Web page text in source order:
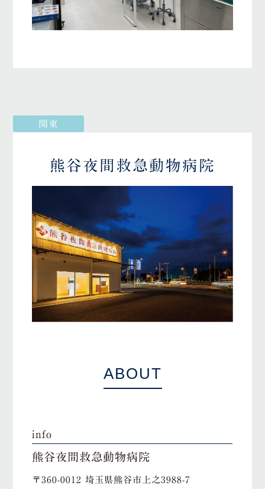
関東
熊谷夜間救急動物病院
ABOUT
info
熊谷夜間救急動物病院
〒360-0012 埼玉県熊谷市上之3988-7